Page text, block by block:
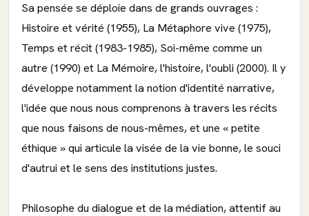
Sa pensée se déploie dans de grands ouvrages :
Histoire et vérité (1955), La Métaphore vive (1975),
Temps et récit (1983-1985), Soi-même comme un
autre (1990) et La Mémoire, l'histoire, l'oubli (2000). Il y
développe notamment la notion d'identité narrative,
l'idée que nous nous comprenons à travers les récits
que nous faisons de nous-mêmes, et une « petite
éthique » qui articule la visée de la vie bonne, le souci
d'autrui et le sens des institutions justes.
Philosophe du dialogue et de la médiation, attentif au